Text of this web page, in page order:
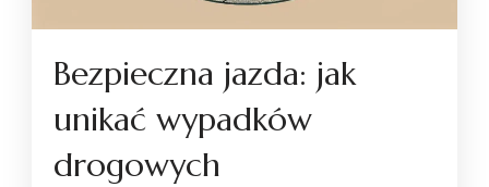
Bezpieczna jazda: jak
unikać wypadków
drogowych